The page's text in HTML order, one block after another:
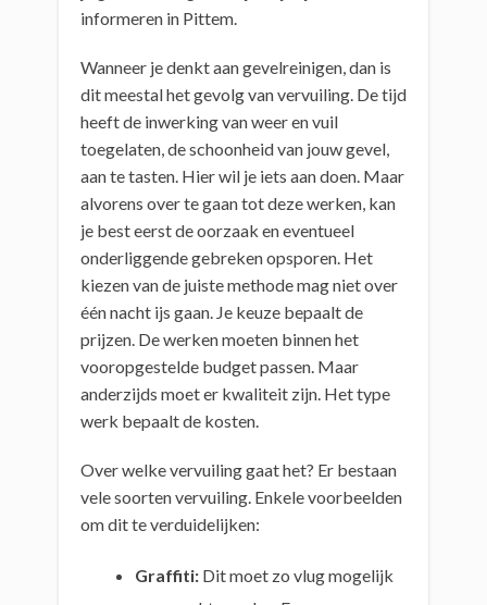
informeren in Pittem.
Wanneer je denkt aan gevelreinigen, dan is
dit meestal het gevolg van vervuiling. De tijd
heeft de inwerking van weer en vuil
toegelaten, de schoonheid van jouw gevel,
aan te tasten. Hier wil je iets aan doen. Maar
alvorens over te gaan tot deze werken, kan
je best eerst de oorzaak en eventueel
onderliggende gebreken opsporen. Het
kiezen van de juiste methode mag niet over
één nacht ijs gaan. Je keuze bepaalt de
prijzen. De werken moeten binnen het
vooropgestelde budget passen. Maar
anderzijds moet er kwaliteit zijn. Het type
werk bepaalt de kosten.
Over welke vervuiling gaat het? Er bestaan
vele soorten vervuiling. Enkele voorbeelden
om dit te verduidelijken:
Graffiti: Dit moet zo vlug mogelijk